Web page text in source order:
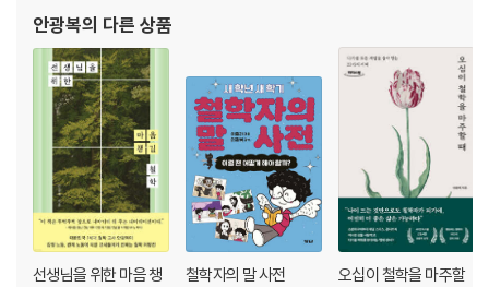
다시 종교의 시대가 온다 - 아널드 토인비
4장 형이상학적 욕망을 틔우라 ─ 편견과 혐오를 넘는 갈등 해결의 지혜
우리 안의 짐승을 길들여라 - 지그문트 프로이트
근본속성의 오류, 원래 그런 사람은 없다 - 데이비드 베레비
주노 변증법, 주인의 자격을 갖추라 - 게오르크 헤겔
‘진실한 거짓말’에 숨은 가능성 - 프랑수아 누델만
탁월한 욕망이 갈등을 잠재운다 - 르네 지라르
원인 말고 목적을 보라 - 알프레트 아들러
안광복의 다른 상품
선생님을 위한 마음 챙 철학자의 말 사전 오십이 철학을 마주할